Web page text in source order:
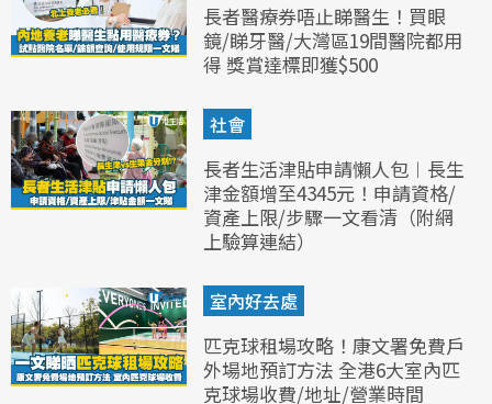
長者醫療券唔止睇醫生！買眼
鏡/睇牙醫/大灣區19間醫院都用
得 獎賞達標即獲$500
社會
長者生活津貼申請懶人包︱長生
津金額增至4345元！申請資格/
資產上限/步驟一文看清（附網
上驗算連結）
室內好去處
匹克球租場攻略！康文署免費戶
外場地預訂方法 全港6大室內匹
克球場收費/地址/營業時間